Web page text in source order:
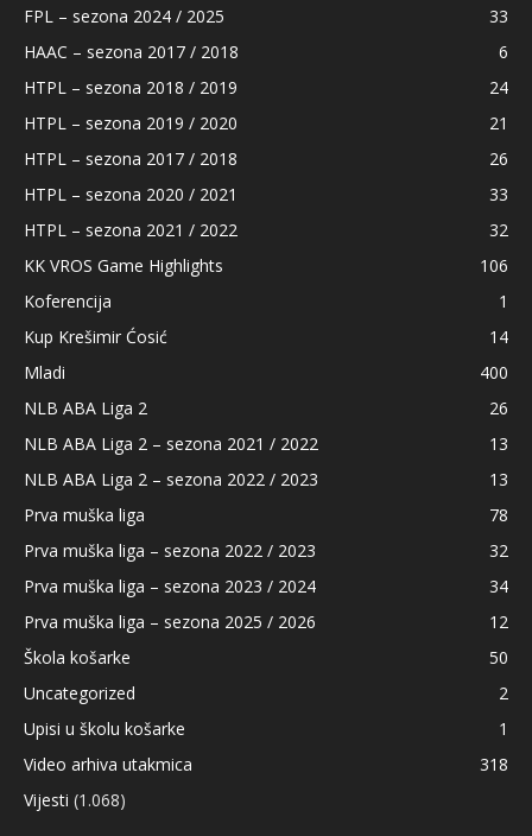
FPL – sezona 2024 / 2025
33
HAAC – sezona 2017 / 2018
6
HTPL – sezona 2018 / 2019
24
HTPL – sezona 2019 / 2020
21
HTPL – sezona 2017 / 2018
26
HTPL – sezona 2020 / 2021
33
HTPL – sezona 2021 / 2022
32
KK VROS Game Highlights
106
Koferencija
1
Kup Krešimir Ćosić
14
Mladi
400
NLB ABA Liga 2
26
NLB ABA Liga 2 – sezona 2021 / 2022
13
NLB ABA Liga 2 – sezona 2022 / 2023
13
Prva muška liga
78
Prva muška liga – sezona 2022 / 2023
32
Prva muška liga – sezona 2023 / 2024
34
Prva muška liga – sezona 2025 / 2026
12
Škola košarke
50
Uncategorized
2
Upisi u školu košarke
1
Video arhiva utakmica
318
Vijesti (1.068)